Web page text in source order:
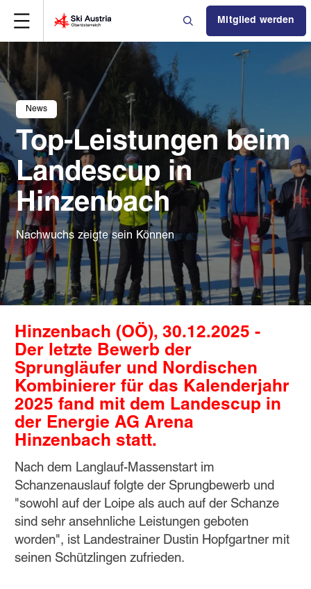
Mitglied werden
News
Top-Leistungen beim
Landescup in
Hinzenbach
Nachwuchs zeigte sein Können
Hinzenbach (OÖ), 30.12.2025 -
Der letzte Bewerb der
Sprungläufer und Nordischen
Kombinierer für das Kalenderjahr
2025 fand mit dem Landescup in
der Energie AG Arena
Hinzenbach statt.
Nach dem Langlauf-Massenstart im
Schanzenauslauf folgte der Sprungbewerb und
"sowohl auf der Loipe als auch auf der Schanze
sind sehr ansehnliche Leistungen geboten
worden", ist Landestrainer Dustin Hopfgartner mit
seinen Schützlingen zufrieden.